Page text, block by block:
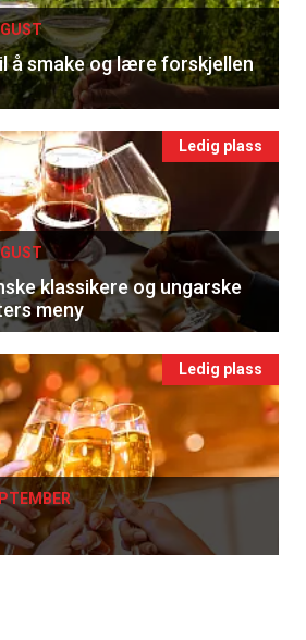
å smake og lære forskjellen
Ledig plass
klassikere og ungarske
meny
Ledig plass